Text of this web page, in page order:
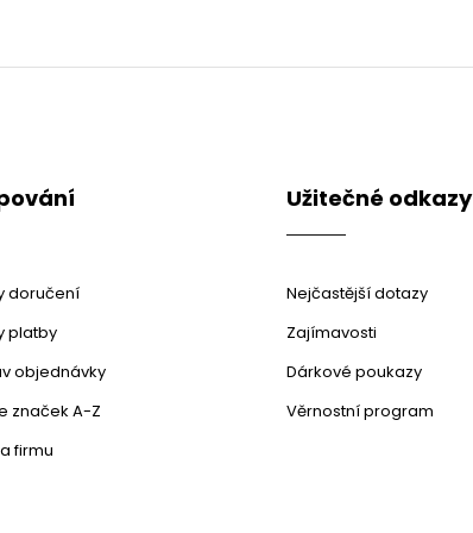
doručení
platby
objednávky
značek A-Z
firmu
Užitečné odkazy
Nejčastější dotazy
Zajímavosti
Dárkové poukazy
Věrnostní program